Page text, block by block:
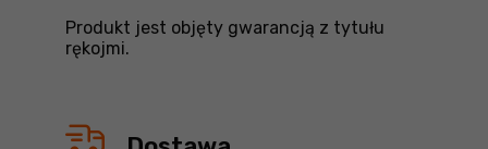
Produkt jest objęty gwarancją z tytułu
rękojmi.